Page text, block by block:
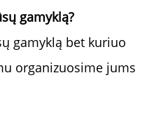
gamyklą?
gamyklą bet kuriuo
organizuosime jums